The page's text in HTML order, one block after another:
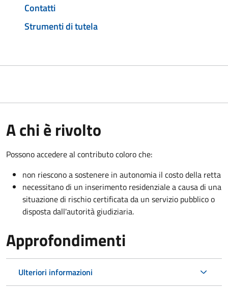
Contatti
Strumenti di tutela
A chi è rivolto
Possono accedere al contributo coloro che:
non riescono a sostenere in autonomia il costo della retta
necessitano di un inserimento residenziale a causa di una
situazione di rischio certificata da un servizio pubblico o
disposta dall'autorità giudiziaria.
Approfondimenti
Ulteriori informazioni